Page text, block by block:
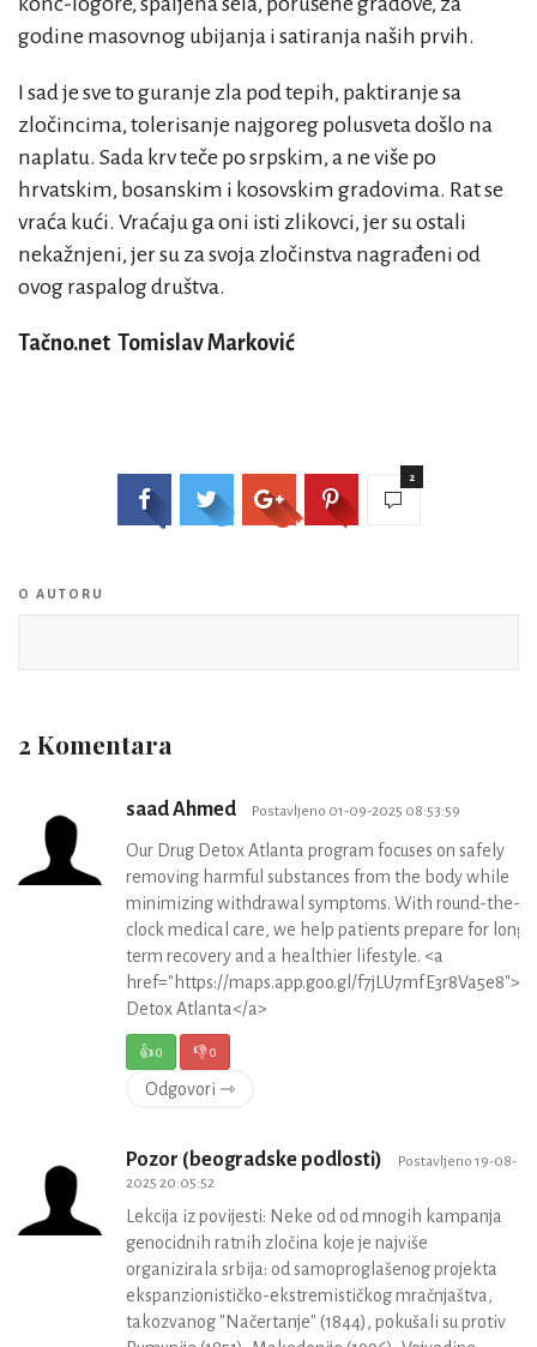
godine masovnog ubijanja i satiranja naših prvih.
I sad je sve to guranje zla pod tepih, paktiranje sa
zločincima, tolerisanje najgoreg polusveta došlo na
naplatu. Sada krv teče po srpskim, a ne više po
hrvatskim, bosanskim i kosovskim gradovima. Rat se
vraća kući. Vraćaju ga oni isti zlikovci, jer su ostali
nekažnjeni, jer su za svoja zločinstva nagrađeni od
ovog raspalog društva.
Tačno.net Tomislav Marković
2
O AUTORU
2 Komentara
saad Ahmed Postavljeno 01-09-2025 08:53:59
Our Drug Detox Atlanta program focuses on safely
removing harmful substances from the body while
minimizing withdrawal symptoms. With round-the-
clock medical care, we help patients prepare for long-
term recovery and a healthier lifestyle. <a
href="https://maps.app.goo.gl/
Detox Atlanta</a>
👍0 👎0
Odgovori ⇾
Pozor (beogradske podlosti)
Postavljeno 19-08-
2025 20:05:52
Lekcija iz povijesti: Neke od od mnogih kampanja
genocidnih ratnih zločina koje je najviše
organizirala srbija: od samoproglašenog projekta
ekspanzionističko-ekstremističkog mračnjaštva,
takozvanog "Načertanje" (1844), pokušali su protiv